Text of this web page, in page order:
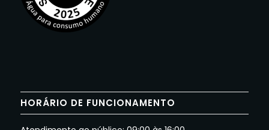
HORÁRIO DE FUNCIONAMENTO